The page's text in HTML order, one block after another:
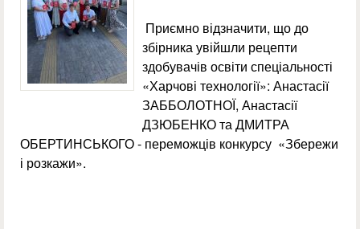
Приємно відзначити, що до
збірника увійшли рецепти
здобувачів освіти спеціальності
«Харчові технології»: Анастасії
ЗАББОЛОТНОЇ, Анастасії
ДЗЮБЕНКО та ДМИТРА
ОБЕРТИНСЬКОГО - переможців конкурсу «Збережи
і розкажи».